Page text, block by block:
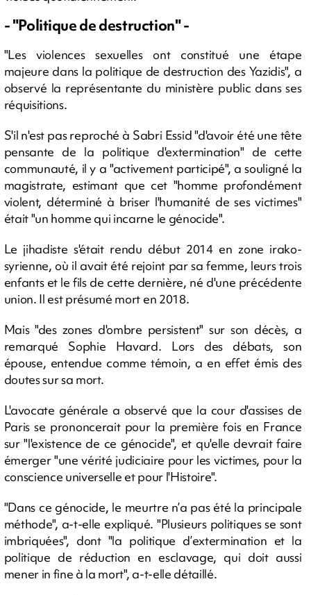
- "Politique de destruction" -
"Les violences sexuelles ont constitué une étape
majeure dans la politique de destruction des Yazidis", a
observé la représentante du ministère public dans ses
réquisitions.
S'il n'est pas reproché à Sabri Essid "d'avoir été une tête
pensante de la politique d'extermination" de cette
communauté, il y a "activement participé", a souligné la
magistrate, estimant que cet "homme profondément
violent, déterminé à briser l'humanité de ses victimes"
était "un homme qui incarne le génocide".
Le jihadiste s'était rendu début 2014 en zone irako-
syrienne, où il avait été rejoint par sa femme, leurs trois
enfants et le fils de cette dernière, né d'une précédente
union. Il est présumé mort en 2018.
Mais "des zones d'ombre persistent" sur son décès, a
remarqué Sophie Havard. Lors des débats, son
épouse, entendue comme témoin, a en effet émis des
doutes sur sa mort.
L'avocate générale a observé que la cour d'assises de
Paris se prononcerait pour la première fois en France
sur "l'existence de ce génocide", et qu'elle devrait faire
émerger "une vérité judiciaire pour les victimes, pour la
conscience universelle et pour l'Histoire".
"Dans ce génocide, le meurtre n’a pas été la principale
méthode", a-t-elle expliqué. "Plusieurs politiques se sont
imbriquées", dont "la politique d’extermination et la
politique de réduction en esclavage, qui doit aussi
mener in fine à la mort", a-t-elle détaillé.